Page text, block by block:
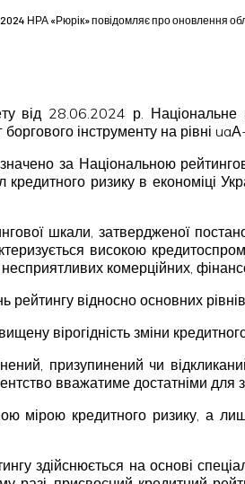
НРА «Рюрік» повідомляє про оновлення
від 28.06.2024 р.
інструменту на рівні uaА-
за Національною
ризику в економіці
шкали, затвердженої
високою
комерційних,
рейтингу відносно основних рівнів.
вірогідність зміни
призупинений чи
вважатиме достатніми для
мірою кредитного ризику, а
здійснюється на основі